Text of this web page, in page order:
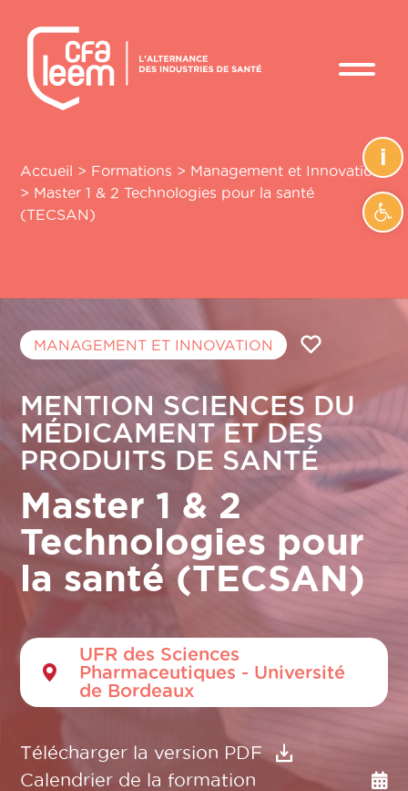
i
Accueil > Formations > Management et Innovation
> Master 1 & 2 Technologies pour la santé
(TECSAN)
MANAGEMENT ET INNOVATION
MENTION SCIENCES DU
MÉDICAMENT ET DES
PRODUITS DE SANTÉ
Master 1 & 2
Technologies pour
la santé (TECSAN)
UFR des Sciences
Pharmaceutiques - Université
de Bordeaux
Télécharger la version PDF
Calendrier de la formation